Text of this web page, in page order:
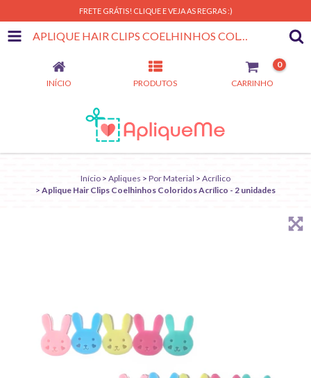
FRETE GRÁTIS! CLIQUE E VEJA AS REGRAS :)
APLIQUE HAIR CLIPS COELHINHOS COLORIDOS ACRÍLICO - 2 UNIDADES
INÍCIO PRODUTOS CARRINHO
0
Início > Apliques > Por Material > Acrílico
> Aplique Hair Clips Coelhinhos Coloridos Acrílico - 2 unidades